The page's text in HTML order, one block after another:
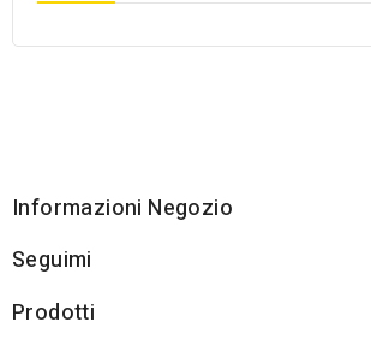
Informazioni Negozio
Seguimi
Prodotti